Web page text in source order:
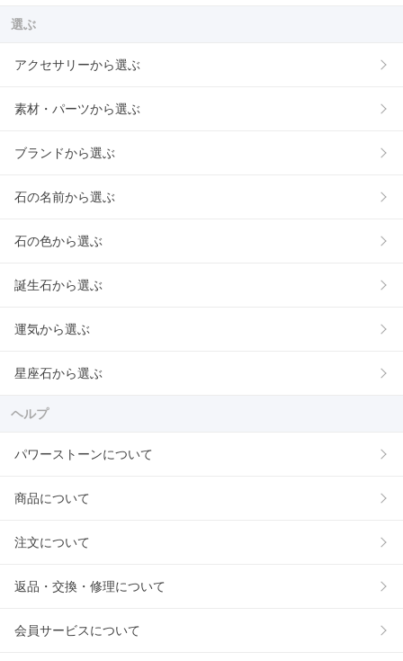
選ぶ
アクセサリーから選ぶ
素材・パーツから選ぶ
ブランドから選ぶ
石の名前から選ぶ
石の色から選ぶ
誕生石から選ぶ
運気から選ぶ
星座石から選ぶ
ヘルプ
パワーストーンについて
商品について
注文について
返品・交換・修理について
会員サービスについて